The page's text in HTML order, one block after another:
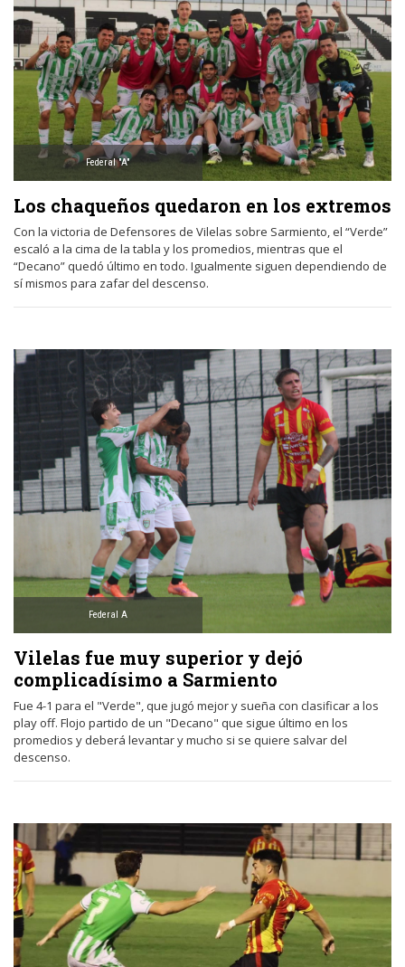
Federal "A"
Los chaqueños quedaron en los extremos
Con la victoria de Defensores de Vilelas sobre Sarmiento, el “Verde”
escaló a la cima de la tabla y los promedios, mientras que el
“Decano” quedó último en todo. Igualmente siguen dependiendo de
sí mismos para zafar del descenso.
Federal A
Vilelas fue muy superior y dejó
complicadísimo a Sarmiento
Fue 4-1 para el "Verde", que jugó mejor y sueña con clasificar a los
play off. Flojo partido de un "Decano" que sigue último en los
promedios y deberá levantar y mucho si se quiere salvar del
descenso.